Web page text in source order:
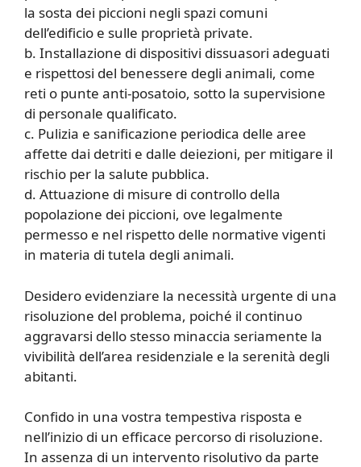
la sosta dei piccioni negli spazi comuni
dell’edificio e sulle proprietà private.
b. Installazione di dispositivi dissuasori adeguati
e rispettosi del benessere degli animali, come
reti o punte anti-posatoio, sotto la supervisione
di personale qualificato.
c. Pulizia e sanificazione periodica delle aree
affette dai detriti e dalle deiezioni, per mitigare il
rischio per la salute pubblica.
d. Attuazione di misure di controllo della
popolazione dei piccioni, ove legalmente
permesso e nel rispetto delle normative vigenti
in materia di tutela degli animali.
Desidero evidenziare la necessità urgente di una
risoluzione del problema, poiché il continuo
aggravarsi dello stesso minaccia seriamente la
vivibilità dell’area residenziale e la serenità degli
abitanti.
Confido in una vostra tempestiva risposta e
nell’inizio di un efficace percorso di risoluzione.
In assenza di un intervento risolutivo da parte